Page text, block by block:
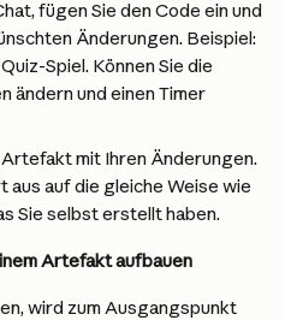
fügen Sie den Code ein und
Änderungen. Beispiel:
Spiel. Können Sie die
ändern und einen Timer
mit Ihren Änderungen.
aus auf die gleiche Weise wie
Sie selbst erstellt haben.
Artefakt aufbauen
wird zum Ausgangspunkt